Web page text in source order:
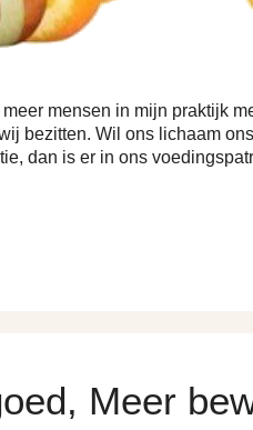
mensen in mijn praktijk
bezitten. Wil ons lichaam
dan is er in ons
Meer